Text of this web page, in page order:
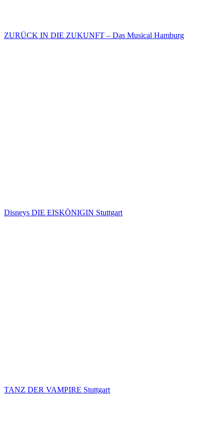
ZURÜCK IN DIE ZUKUNFT – Das Musical Hamburg
Disneys DIE EISKÖNIGIN Stuttgart
TANZ DER VAMPIRE Stuttgart